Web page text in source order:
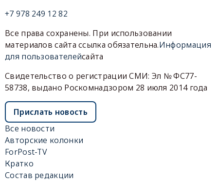
+7 978 249 12 82
Все права сохранены. При использовании
материалов сайта ссылка обязательна.Информация
для пользователейсайта
Свидетельство о регистрации СМИ: Эл № ФС77-
58738, выдано Роскомнадзором 28 июля 2014 года
Прислать новость
Все новости
Авторские колонки
ForPost-TV
Кратко
Состав редакции